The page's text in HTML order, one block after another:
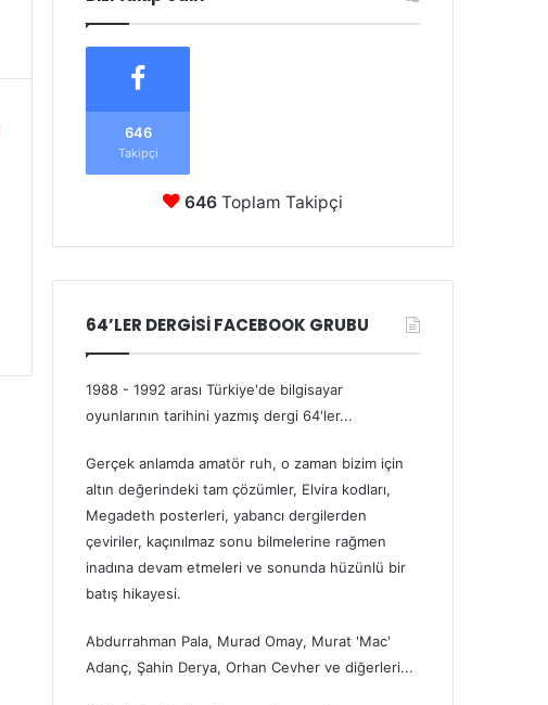
646
Takipçi
646 Toplam Takipçi
64’LER DERGİSİ FACEBOOK GRUBU
1988 - 1992 arası Türkiye'de bilgisayar
oyunlarının tarihini yazmış dergi 64'ler...
Gerçek anlamda amatör ruh, o zaman bizim için
altın değerindeki tam çözümler, Elvira kodları,
Megadeth posterleri, yabancı dergilerden
çeviriler, kaçınılmaz sonu bilmelerine rağmen
inadına devam etmeleri ve sonunda hüzünlü bir
batış hikayesi.
Abdurrahman Pala, Murad Omay, Murat 'Mac'
Adanç, Şahin Derya, Orhan Cevher ve diğerleri...